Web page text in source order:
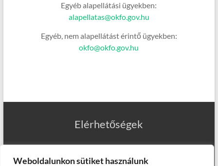
Weboldalunkon sütiket használunk
Egyéb alapellátási ügyekben:
alapellatas@okfo.gov.hu
Egyéb, nem alapellátást érintő ügyekben:
okfo@okfo.gov.hu
Elérhetőségek